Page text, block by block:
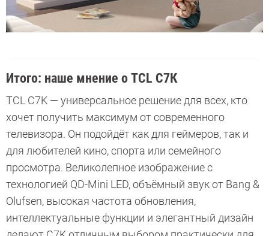
Итого: наше мнение о TCL C7К
TCL C7K — универсальное решение для всех, кто
хочет получить максимум от современного
телевизора. Он подойдёт как для геймеров, так и
для любителей кино, спорта или семейного
просмотра. Великолепное изображение с
технологией QD-Mini LED, объёмный звук от Bang &
Olufsen, высокая частота обновления,
интеллектуальные функции и элегантный дизайн